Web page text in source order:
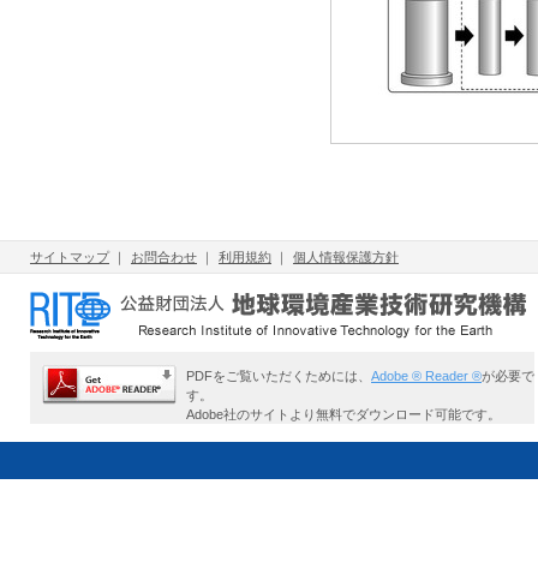
サイトマップ｜ お問合わせ ｜ 利用規約 ｜ 個人情報保護方針
PDFをご覧いただくためには、 Adobe ® Reader ®が必要で
す。
Adobe社のサイトより無料でダウンロード可能です。